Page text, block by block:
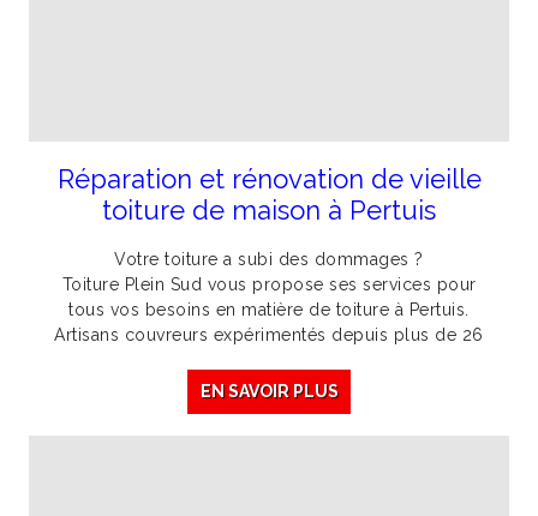
Réparation et rénovation de vieille
toiture de maison à Pertuis
Votre toiture a subi des dommages ?
Toiture Plein Sud vous propose ses services pour
tous vos besoins en matière de toiture à Pertuis.
Artisans couvreurs expérimentés depuis plus de 26
EN SAVOIR PLUS